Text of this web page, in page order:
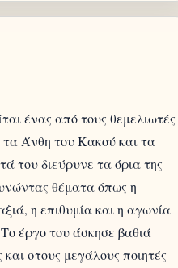
ένας από τους θεμελιωτές
τα Άνθη του Κακού και τα
του διεύρυνε τα όρια της
θέματα όπως η
η επιθυμία και η αγωνία
έργο του άσκησε βαθιά
στους μεγάλους ποιητές